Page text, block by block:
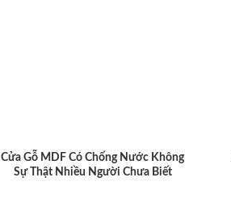
Cửa Gỗ MDF Có Chống Nước Không
Sự Thật Nhiều Người Chưa Biết